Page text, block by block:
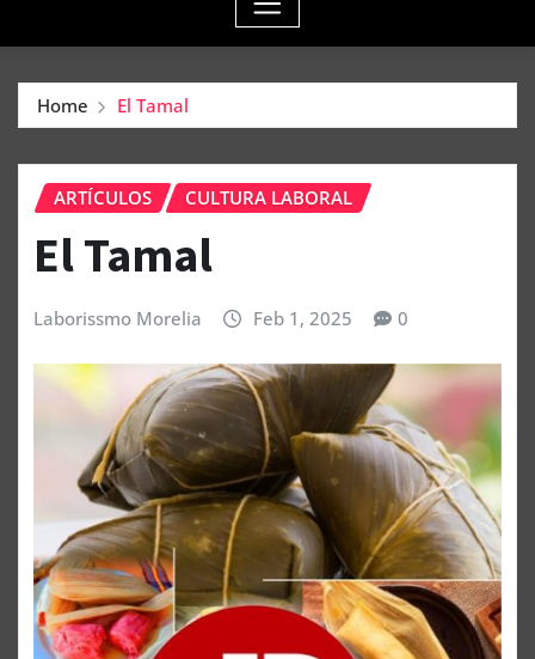
Home El Tamal
ARTÍCULOS CULTURA LABORAL
El Tamal
Laborissmo Morelia Feb 1, 2025 0